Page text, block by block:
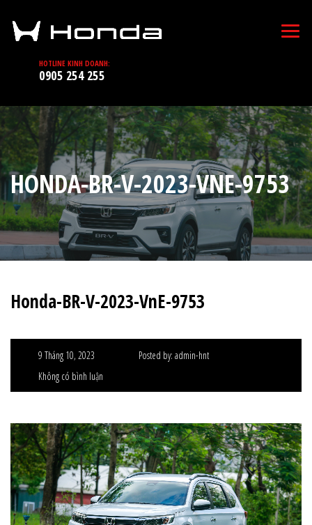
HOTLINE KINH DOANH:
0905 254 255
HONDA-BR-V-2023-VNE-9753
Honda-BR-V-2023-VnE-9753
9 Tháng 10, 2023 Posted by: admin-hnt
Không có bình luận